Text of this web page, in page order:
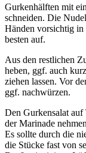
Gurkenhälften mit
schneiden. Die
Händen vorsichtig in
besten auf.
Aus den restlichen
heben, ggf. auch
ziehen lassen. Vor
ggf. nachwürzen.
Den Gurkensalat
der Marinade
Es sollte durch die
die Stücke fast von